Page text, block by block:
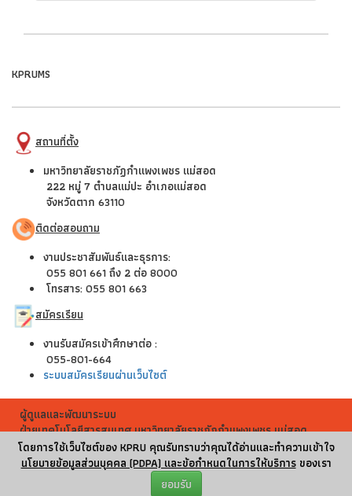
โดยการใช้เว็บไซต์ของ KPRU คุณรับทราบว่าคุณได้อ่านและทำความเข้าใจ
นโยบายข้อมูลส่วนบุคคล (PDPA) และข้อกำหนดในการให้บริการของเรา
ยอมรับ
KPRUMS
สถานที่ตั้ง
มหาวิทยาลัยราชภัฏกำแพงเพชร แม่สอด
222 หมู่ 7 ตำบลแม่ปะ อำเภอแม่สอด
จังหวัดตาก 63110
ติดต่อสอบถาม
งานประชาสัมพันธ์และธุรการ:
055 801 661 ถึง 2 ต่อ 8000
โทรสาร: 055 801 663
สมัครเรียน
งานรับสมัครเข้าศึกษาต่อ :
055-801-664
ระบบสมัครเรียนผ่านเว็บไซต์
ผู้ดูแลและพัฒนาระบบ
ฝ่ายเทคโนโลยีสารสนเทศ มหาวิทยาลัยราชภัฏกำแพงเพชร แม่สอด
ผู้เข้าชมทั้งหมด 256,582